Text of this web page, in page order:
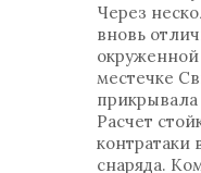
Через
вновь
местечке
прикрывала
Расчет
контратаки
снаряда.